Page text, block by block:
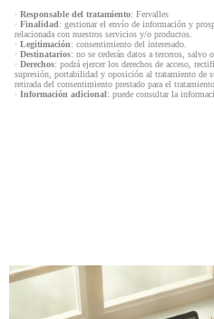
· Responsable del tratamiento: Fervalles
· Finalidad: gestionar el envío de información y
relacionada con nuestros servicios y/o productos.
· Legitimación: consentimiento del interesado.
· Destinatarios: no se cederán datos a terceros, salvo
· Derechos: podrá ejercer los derechos de acceso,
supresión, portabilidad y oposición al tratamiento de
retirada del consentimiento prestado para el
· Información adicional: puede consultar la